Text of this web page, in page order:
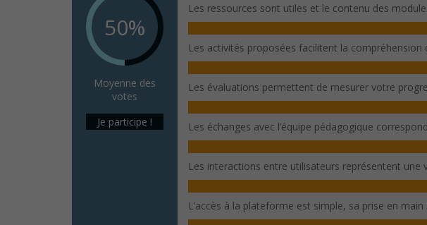
50%
Moyenne des
votes
Je participe !
Les ressources sont utiles et le contenu des
Les activités proposées facilitent la compréhension
Les évaluations permettent de mesurer votre
Les échanges avec l’équipe pédagogique
Les interactions entre utilisateurs représentent une
L’accès à la plateforme est simple, sa prise en